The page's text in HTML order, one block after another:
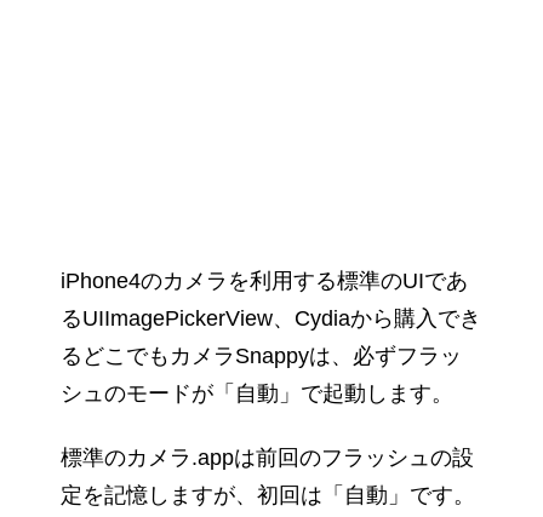
iPhone4のカメラを利用する標準のUIであ
るUIImagePickerView、Cydiaから購入でき
るどこでもカメラSnappyは、必ずフラッ
シュのモードが「自動」で起動します。
標準のカメラ.appは前回のフラッシュの設
定を記憶しますが、初回は「自動」です。